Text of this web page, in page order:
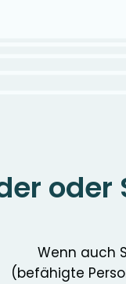
oder
Wenn auch
(befähigte